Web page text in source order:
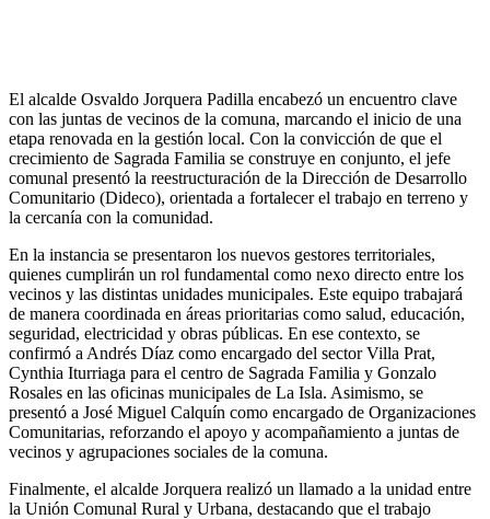
El alcalde Osvaldo Jorquera Padilla encabezó un encuentro clave
con las juntas de vecinos de la comuna, marcando el inicio de una
etapa renovada en la gestión local. Con la convicción de que el
crecimiento de Sagrada Familia se construye en conjunto, el jefe
comunal presentó la reestructuración de la Dirección de Desarrollo
Comunitario (Dideco), orientada a fortalecer el trabajo en terreno y
la cercanía con la comunidad.
En la instancia se presentaron los nuevos gestores territoriales,
quienes cumplirán un rol fundamental como nexo directo entre los
vecinos y las distintas unidades municipales. Este equipo trabajará
de manera coordinada en áreas prioritarias como salud, educación,
seguridad, electricidad y obras públicas. En ese contexto, se
confirmó a Andrés Díaz como encargado del sector Villa Prat,
Cynthia Iturriaga para el centro de Sagrada Familia y Gonzalo
Rosales en las oficinas municipales de La Isla. Asimismo, se
presentó a José Miguel Calquín como encargado de Organizaciones
Comunitarias, reforzando el apoyo y acompañamiento a juntas de
vecinos y agrupaciones sociales de la comuna.
Finalmente, el alcalde Jorquera realizó un llamado a la unidad entre
la Unión Comunal Rural y Urbana, destacando que el trabajo